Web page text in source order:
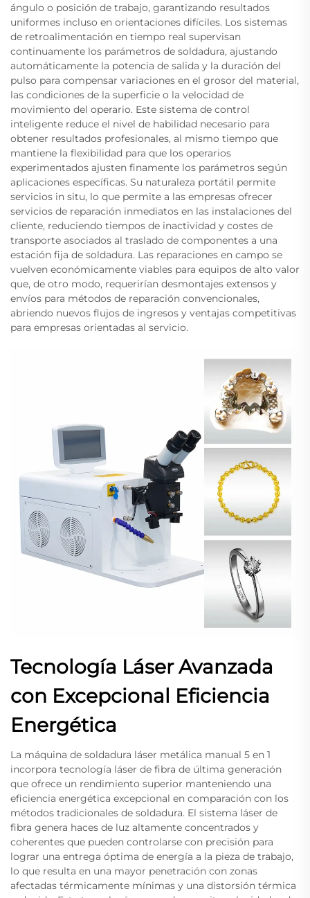
ángulo o posición de trabajo, garantizando resultados
uniformes incluso en orientaciones difíciles. Los sistemas
de retroalimentación en tiempo real supervisan
continuamente los parámetros de soldadura, ajustando
automáticamente la potencia de salida y la duración del
pulso para compensar variaciones en el grosor del material,
las condiciones de la superficie o la velocidad de
movimiento del operario. Este sistema de control
inteligente reduce el nivel de habilidad necesario para
obtener resultados profesionales, al mismo tiempo que
mantiene la flexibilidad para que los operarios
experimentados ajusten finamente los parámetros según
aplicaciones específicas. Su naturaleza portátil permite
servicios in situ, lo que permite a las empresas ofrecer
servicios de reparación inmediatos en las instalaciones del
cliente, reduciendo tiempos de inactividad y costes de
transporte asociados al traslado de componentes a una
estación fija de soldadura. Las reparaciones en campo se
vuelven económicamente viables para equipos de alto valor
que, de otro modo, requerirían desmontajes extensos y
envíos para métodos de reparación convencionales,
abriendo nuevos flujos de ingresos y ventajas competitivas
para empresas orientadas al servicio.
Tecnología Láser Avanzada
con Excepcional Eficiencia
Energética
La máquina de soldadura láser metálica manual 5 en 1
incorpora tecnología láser de fibra de última generación
que ofrece un rendimiento superior manteniendo una
eficiencia energética excepcional en comparación con los
métodos tradicionales de soldadura. El sistema láser de
fibra genera haces de luz altamente concentrados y
coherentes que pueden controlarse con precisión para
lograr una entrega óptima de energía a la pieza de trabajo,
lo que resulta en una mayor penetración con zonas
afectadas térmicamente mínimas y una distorsión térmica